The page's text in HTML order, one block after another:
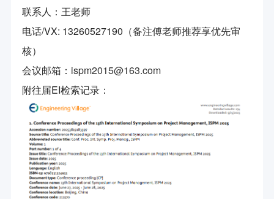
联系人：王老师
电话/VX: 13260527190（备注傅老师推荐享优先审
核）
会议邮箱： ispm2015@163.com
附往届EI检索记录：